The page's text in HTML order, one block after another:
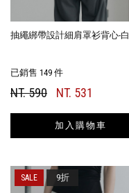
抽繩綁帶設計細肩罩衫背心-白
已銷售 149 件
NT. 590 NT. 531
加入購物車
9折